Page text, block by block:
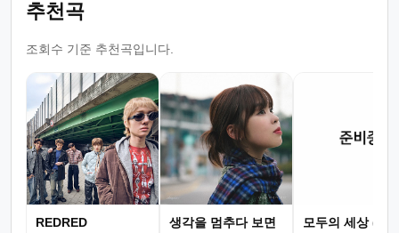
추천곡
조회수 기준 추천곡입니다.
REDRED 생각을 멈추다 보면 모두의 세상 (뮤